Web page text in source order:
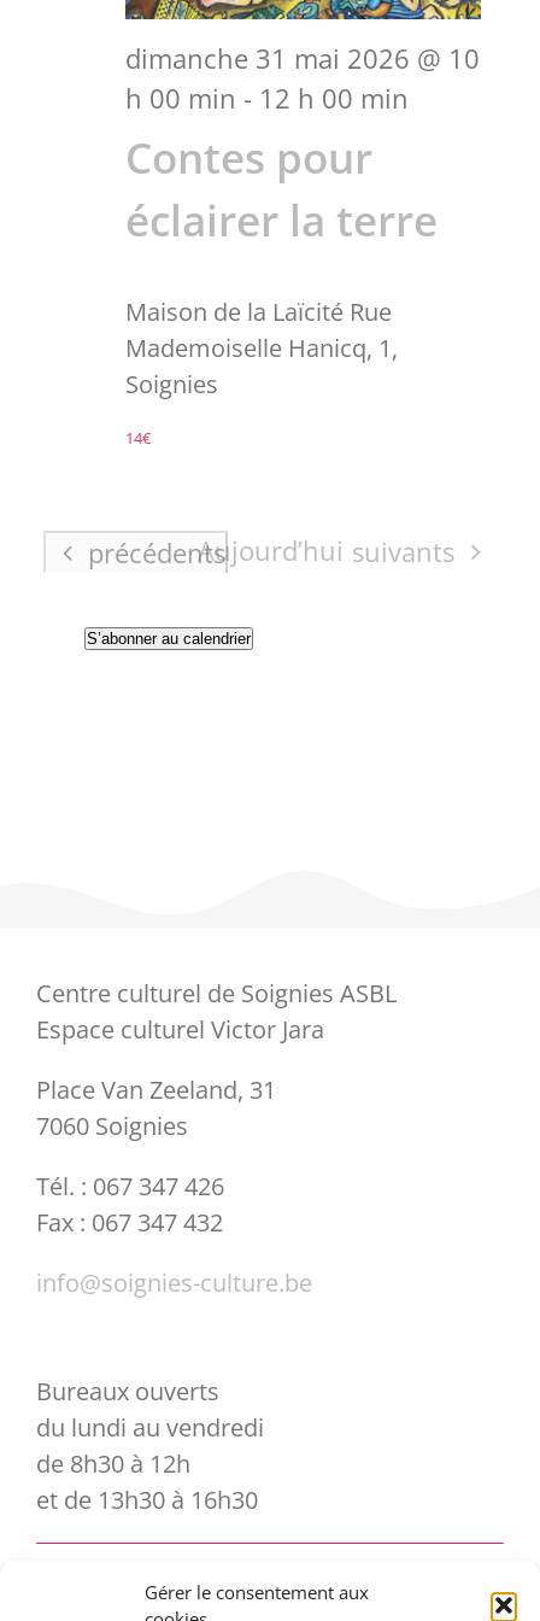
Gérer le consentement aux
Partenairesdimanche 31 mai 2026 @ 10
h 00 min - 12 h 00 min
Contes pour
éclairer la terre
Maison de la Laïcité Rue
Mademoiselle Hanicq, 1,
Soignies
14€
Évènements
précédentsAujourd’hui Évènements
suivants
S’abonner au calendrier
Centre culturel de Soignies ASBL
Espace culturel Victor Jara
Place Van Zeeland, 31
7060 Soignies
Tél. : 067 347 426
Fax : 067 347 432
info@soignies-culture.be
Bureaux ouverts
du lundi au vendredi
de 8h30 à 12h
et de 13h30 à 16h30
Vous souhaitez vous abonner à notre